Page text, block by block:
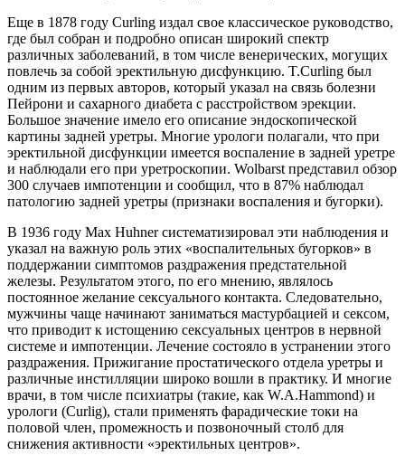
Еще в 1878 году Curling издал свое классическое руководство,
где был собран и подробно описан широкий спектр
различных заболеваний, в том числе венерических, могущих
повлечь за собой эректильную дисфункцию. T.Curling был
одним из первых авторов, который указал на связь болезни
Пейрони и сахарного диабета с расстройством эрекции.
Большое значение имело его описание эндоскопической
картины задней уретры. Многие урологи полагали, что при
эректильной дисфункции имеется воспаление в задней уретре
и наблюдали его при уретроскопии. Wolbarst представил обзор
300 случаев импотенции и сообщил, что в 87% наблюдал
патологию задней уретры (признаки воспаления и бугорки).
В 1936 году Max Huhner систематизировал эти наблюдения и
указал на важную роль этих «воспалительных бугорков» в
поддержании симптомов раздражения предстательной
железы. Результатом этого, по его мнению, являлось
постоянное желание сексуального контакта. Следовательно,
мужчины чаще начинают заниматься мастурбацией и сексом,
что приводит к истощению сексуальных центров в нервной
системе и импотенции. Лечение состояло в устранении этого
раздражения. Прижигание простатического отдела уретры и
различные инстилляции широко вошли в практику. И многие
врачи, в том числе психиатры (такие, как W.A.Hammond) и
урологи (Curlig), стали применять фарадические токи на
половой член, промежность и позвоночный столб для
снижения активности «эректильных центров».